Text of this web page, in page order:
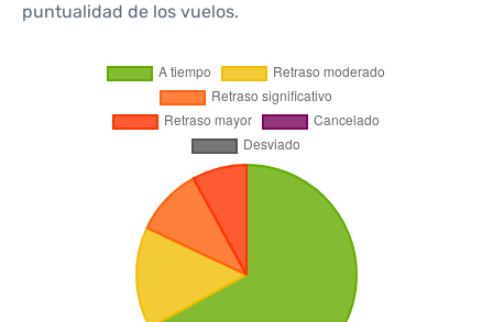
puntualidad de los vuelos.